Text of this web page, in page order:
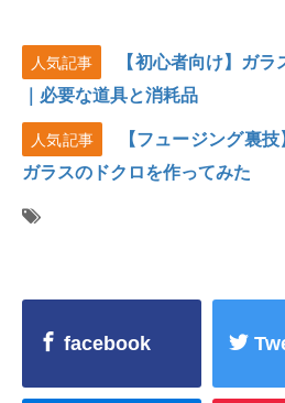
人気記事
【初心者向け】ガ
｜必要な道具と消耗品
人気記事
【フュージング裏
ガラスのドクロを作ってみた
facebook